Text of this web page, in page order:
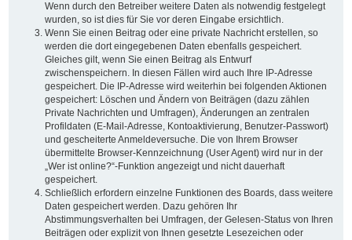
Wenn durch den Betreiber weitere Daten als notwendig festgelegt
wurden, so ist dies für Sie vor deren Eingabe ersichtlich.
Wenn Sie einen Beitrag oder eine private Nachricht erstellen, so
werden die dort eingegebenen Daten ebenfalls gespeichert.
Gleiches gilt, wenn Sie einen Beitrag als Entwurf
zwischenspeichern. In diesen Fällen wird auch Ihre IP-Adresse
gespeichert. Die IP-Adresse wird weiterhin bei folgenden Aktionen
gespeichert: Löschen und Ändern von Beiträgen (dazu zählen
Private Nachrichten und Umfragen), Änderungen an zentralen
Profildaten (E-Mail-Adresse, Kontoaktivierung, Benutzer-Passwort)
und gescheiterte Anmeldeversuche. Die von Ihrem Browser
übermittelte Browser-Kennzeichnung (User Agent) wird nur in der
„Wer ist online?“-Funktion angezeigt und nicht dauerhaft
gespeichert.
Schließlich erfordern einzelne Funktionen des Boards, dass weitere
Daten gespeichert werden. Dazu gehören Ihr
Abstimmungsverhalten bei Umfragen, der Gelesen-Status von Ihren
Beiträgen oder explizit von Ihnen gesetzte Lesezeichen oder